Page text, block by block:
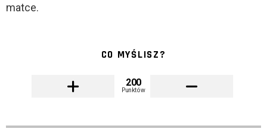
matce.
CO MYŚLISZ?
200
Punktów